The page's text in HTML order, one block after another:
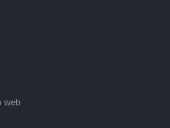
web